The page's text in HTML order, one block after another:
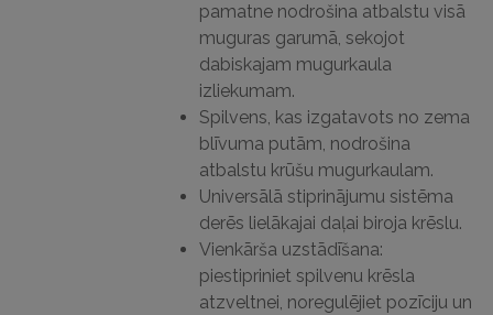
pamatne nodrošina atbalstu visā
muguras garumā, sekojot
dabiskajam mugurkaula
izliekumam.
Spilvens, kas izgatavots no zema
blīvuma putām, nodrošina
atbalstu krūšu mugurkaulam.
Universālā stiprinājumu sistēma
derēs lielākajai daļai biroja krēslu.
Vienkārša uzstādīšana:
piestipriniet spilvenu krēsla
atzveltnei, noregulējiet pozīciju un